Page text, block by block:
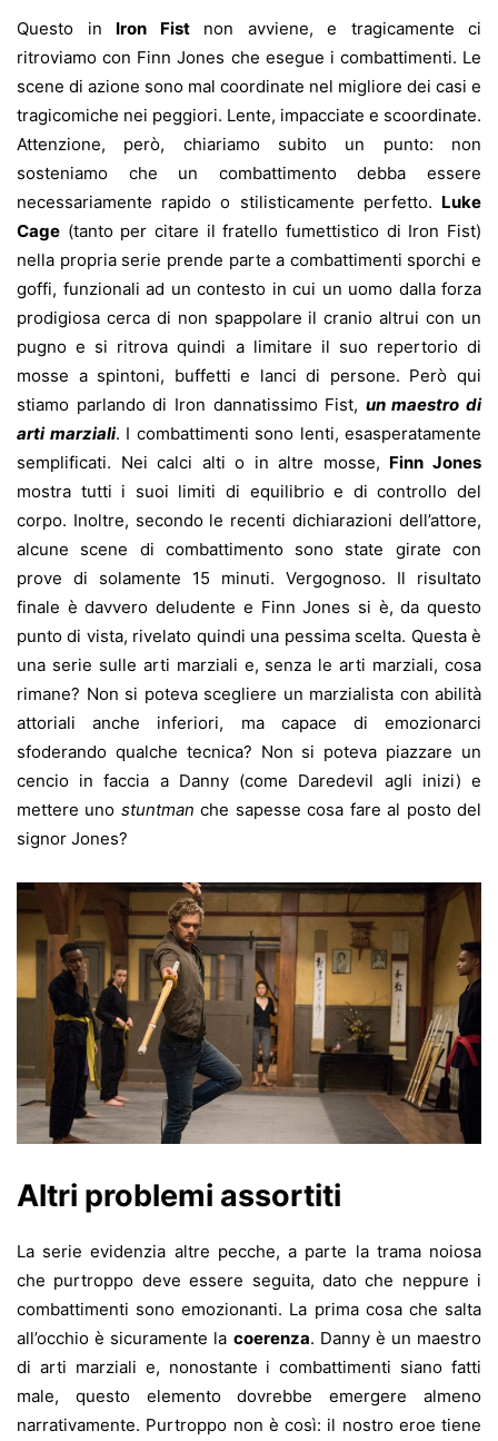
Questo in Iron Fistnon avviene, e tragicamente ci
ritroviamo con Finn Jones che esegue i combattimenti. Le
scene di azione sono mal coordinate nel migliore dei casi e
tragicomiche nei peggiori. Lente, impacciate e scoordinate.
Attenzione, però, chiariamo subito un punto: non
sosteniamo che un combattimento debba essere
necessariamente rapido o stilisticamente perfetto. Luke
Cage (tanto per citare il fratello fumettistico di Iron Fist)
nella propria serie prende parte a combattimenti sporchi e
goffi, funzionali ad un contesto in cui un uomo dalla forza
prodigiosa cerca di non spappolare il cranio altrui con un
pugno e si ritrova quindi a limitare il suo repertorio di
mosse a spintoni, buffetti e lanci di persone. Però qui
stiamo parlando di Iron dannatissimo Fist, un maestro di
arti marziali. I combattimenti sono lenti, esasperatamente
semplificati. Nei calci alti o in altre mosse, Finn Jones
mostra tutti i suoi limiti di equilibrio e di controllo del
corpo. Inoltre, secondo le recenti dichiarazioni dell’attore,
alcune scene di combattimento sono state girate con
prove di solamente 15 minuti. Vergognoso. Il risultato
finale è davvero deludente e Finn Jones si è, da questo
punto di vista, rivelato quindi una pessima scelta. Questa è
una serie sulle arti marziali e, senza le arti marziali, cosa
rimane? Non si poteva scegliere un marzialista con abilità
attoriali anche inferiori, ma capace di emozionarci
sfoderando qualche tecnica? Non si poteva piazzare un
cencio in faccia a Danny (come Daredevil agli inizi) e
mettere uno stuntman che sapesse cosa fare al posto del
signor Jones?
Altri problemi assortiti
La serie evidenzia altre pecche, a parte la trama noiosa
che purtroppo deve essere seguita, dato che neppure i
combattimenti sono emozionanti. La prima cosa che salta
all’occhio è sicuramente la coerenza. Danny è un maestro
di arti marziali e, nonostante i combattimenti siano fatti
male, questo elemento dovrebbe emergere almeno
narrativamente. Purtroppo non è così: il nostro eroe tiene